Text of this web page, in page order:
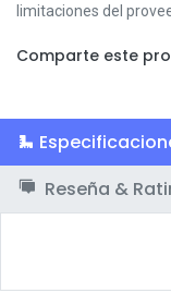
limitaciones del
Comparte este
Reseña &